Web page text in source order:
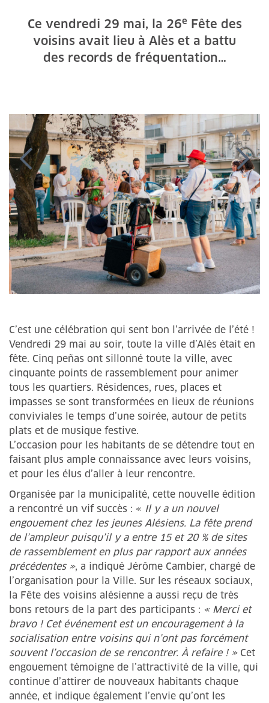
Ce vendredi 29 mai, la 26e Fête des
voisins avait lieu à Alès et a battu
des records de fréquentation…
C’est une célébration qui sent bon l’arrivée de l’été !
Vendredi 29 mai au soir, toute la ville d’Alès était en
fête. Cinq peñas ont sillonné toute la ville, avec
cinquante points de rassemblement pour animer
tous les quartiers. Résidences, rues, places et
impasses se sont transformées en lieux de réunions
conviviales le temps d’une soirée, autour de petits
plats et de musique festive.
L’occasion pour les habitants de se détendre tout en
faisant plus ample connaissance avec leurs voisins,
et pour les élus d’aller à leur rencontre.
Organisée par la municipalité, cette nouvelle édition
a rencontré un vif succès : « Il y a un nouvel
engouement chez les jeunes Alésiens. La fête prend
de l’ampleur puisqu’il y a entre 15 et 20 % de sites
de rassemblement en plus par rapport aux années
précédentes », a indiqué Jérôme Cambier, chargé de
l’organisation pour la Ville. Sur les réseaux sociaux,
la Fête des voisins alésienne a aussi reçu de très
bons retours de la part des participants : « Merci et
bravo ! Cet événement est un encouragement à la
socialisation entre voisins qui n’ont pas forcément
souvent l’occasion de se rencontrer. À refaire ! »Cet
engouement témoigne de l’attractivité de la ville, qui
continue d’attirer de nouveaux habitants chaque
année, et indique également l’envie qu’ont les